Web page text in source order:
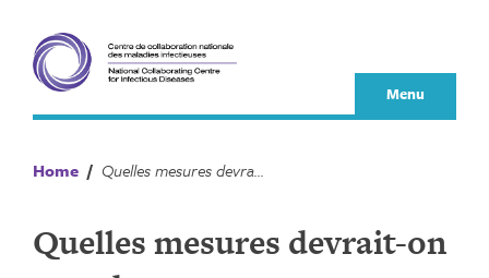
content
Menu
Home / Quelles mesures devrait-on prendre pour un cas suspect de maladie de Lyme ou un contact?
Quelles mesures devrait-on